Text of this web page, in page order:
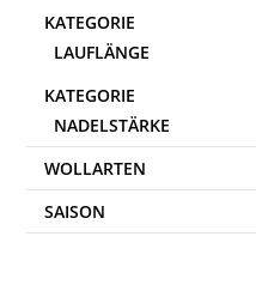
WOLLARTEN
SAISON